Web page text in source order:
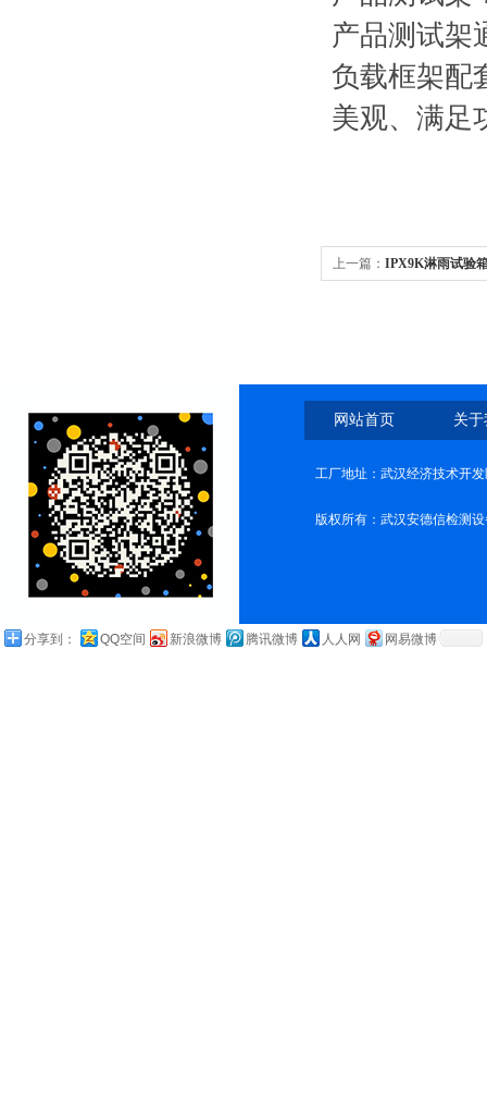
产品测试架
负载框架配
美观、满足
上一篇： IPX9K淋雨试验
网站首页 关
工厂地址：武汉经济技术开
版权所有：武汉安德信检测
分享到： QQ空间 新浪微博 腾讯微博 人人网 网易微博